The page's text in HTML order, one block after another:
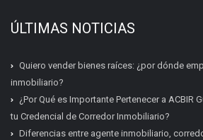
ÚLTIMAS NOTICIAS
Quiero vender bienes raíces: ¿por dónde
inmobiliario?
¿Por Qué es Importante Pertenecer a ACBIR
tu Credencial de Corredor Inmobiliario?
Diferencias entre agente inmobiliario,